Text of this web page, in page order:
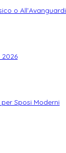
o
Sposi Moderni